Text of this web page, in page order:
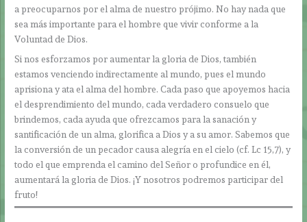
a preocuparnos por el alma de nuestro prójimo. No hay nada que
sea más importante para el hombre que vivir conforme a la
Voluntad de Dios.
Si nos esforzamos por aumentar la gloria de Dios, también
estamos venciendo indirectamente al mundo, pues el mundo
aprisiona y ata el alma del hombre. Cada paso que apoyemos hacia
el desprendimiento del mundo, cada verdadero consuelo que
brindemos, cada ayuda que ofrezcamos para la sanación y
santificación de un alma, glorifica a Dios y a su amor. Sabemos que
la conversión de un pecador causa alegría en el cielo (cf. Lc 15,7), y
todo el que emprenda el camino del Señor o profundice en él,
aumentará la gloria de Dios. ¡Y nosotros podremos participar del
fruto!